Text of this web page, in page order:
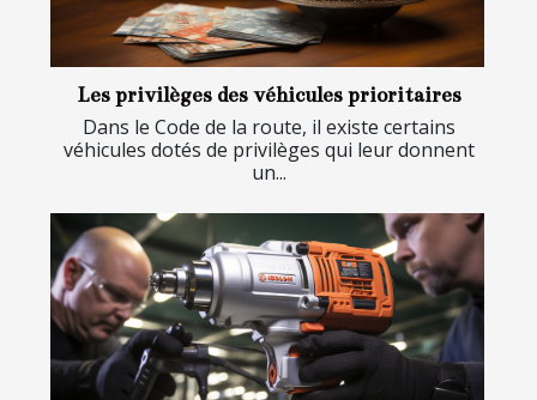
Les privilèges des véhicules prioritaires
Dans le Code de la route, il existe certains
véhicules dotés de privilèges qui leur donnent
un...